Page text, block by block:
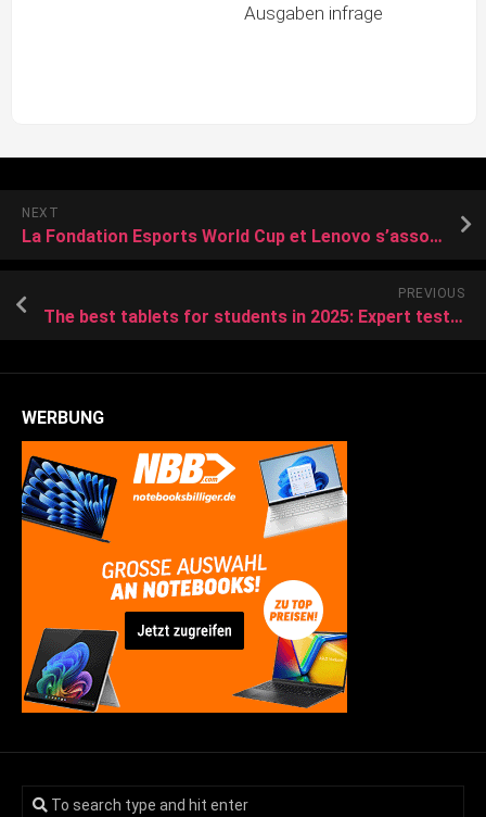
Ausgaben infrage
NEXT
La Fondation Esports World Cup et Lenovo s’associent pour soutenir la prochaine génération de champions d’esport
PREVIOUS
The best tablets for students in 2025: Expert tested and reviewed
WERBUNG